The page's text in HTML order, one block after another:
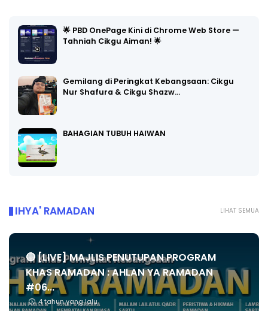
🌟 PBD OnePage Kini di Chrome Web Store —
Tahniah Cikgu Aiman! 🌟
Gemilang di Peringkat Kebangsaan: Cikgu
Nur Shafura & Cikgu Shazw…
BAHAGIAN TUBUH HAIWAN
LIHAT SEMUA
IHYA' RAMADAN
🔴 [LIVE] MAJLIS PENUTUPAN PROGRAM
KHAS RAMADAN : AHLAN YA RAMADAN
#06...
4 tahun yang lalu